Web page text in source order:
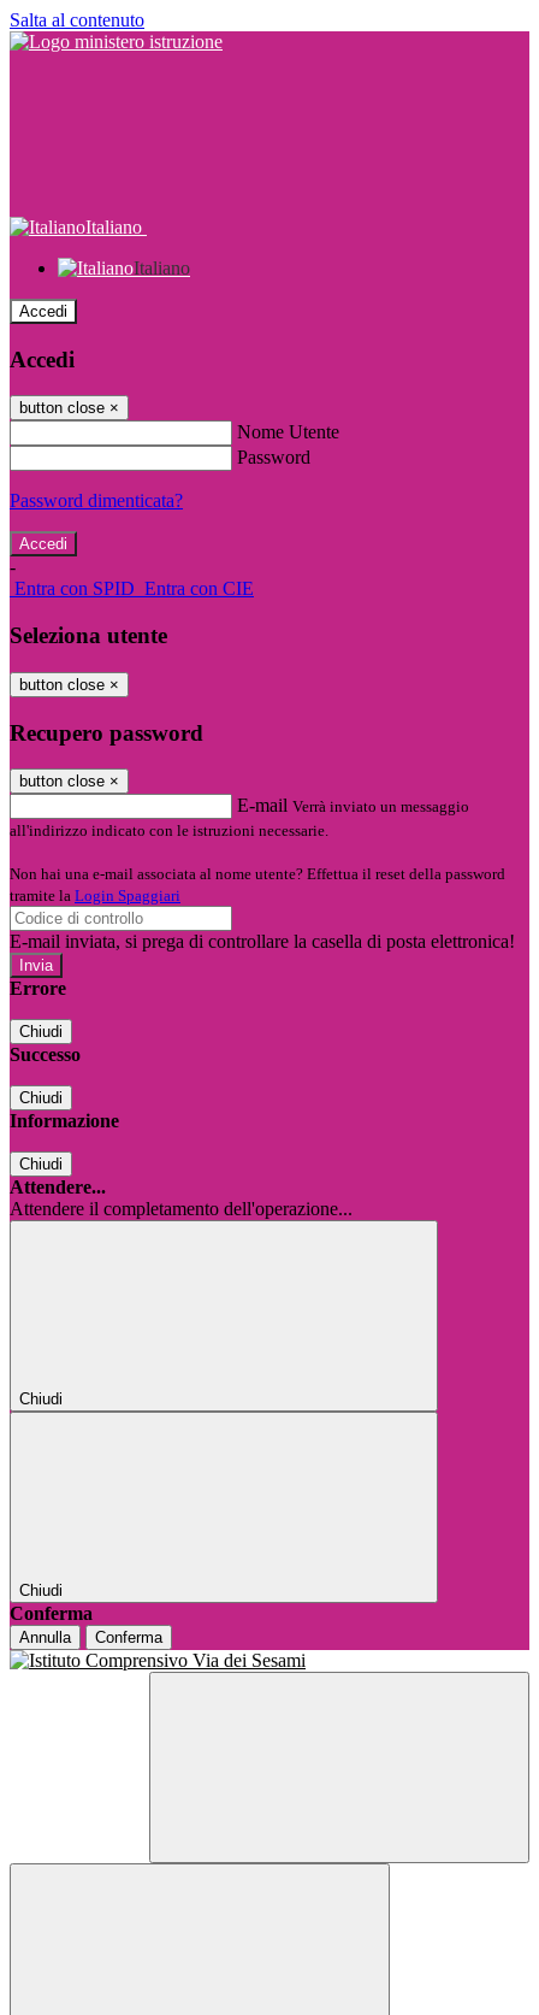
Salta al contenuto
Italiano
Italiano
Accedi
Accedi
button close ×
Nome Utente
Password
Password dimenticata?
-
Entra con SPID Entra con CIE
Seleziona utente
button close ×
Recupero password
button close ×
E-mail Verrà inviato un messaggio
all'indirizzo indicato con le istruzioni necessarie.
Non hai una e-mail associata al nome utente? Effettua il reset della password
tramite la Login Spaggiari
E-mail inviata, si prega di controllare la casella di posta elettronica!
Errore
Chiudi
Successo
Chiudi
Informazione
Chiudi
Attendere...
Attendere il completamento dell'operazione...
Chiudi
Chiudi
Conferma
Annulla Conferma